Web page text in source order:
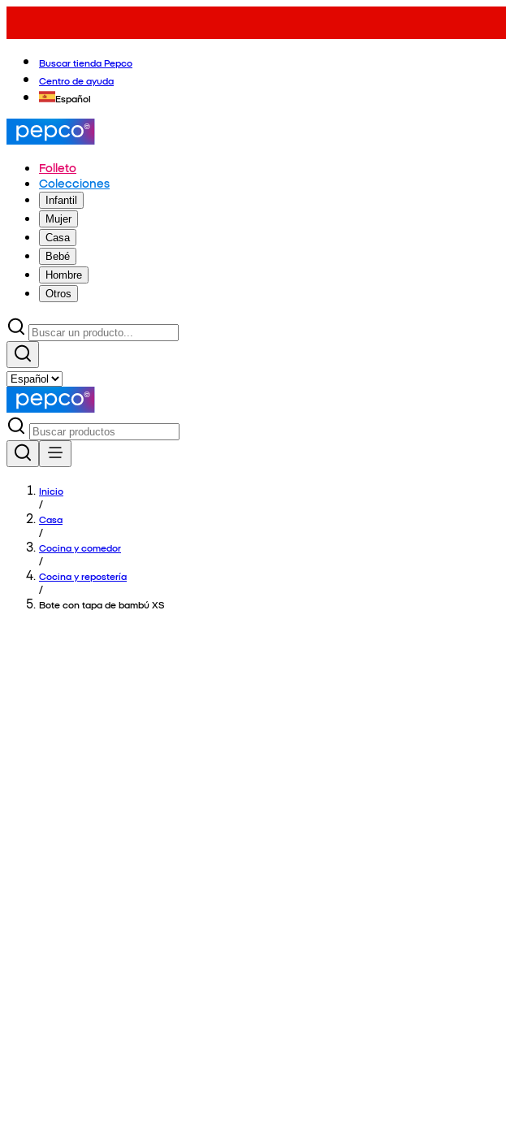
Buscar tienda Pepco
Centro de ayuda
Español
Folleto
Colecciones
Infantil
Mujer
Casa
Bebé
Hombre
Otros
Inicio
/
Casa
/
Cocina y comedor
/
Cocina y repostería
/
Bote con tapa de bambú XS